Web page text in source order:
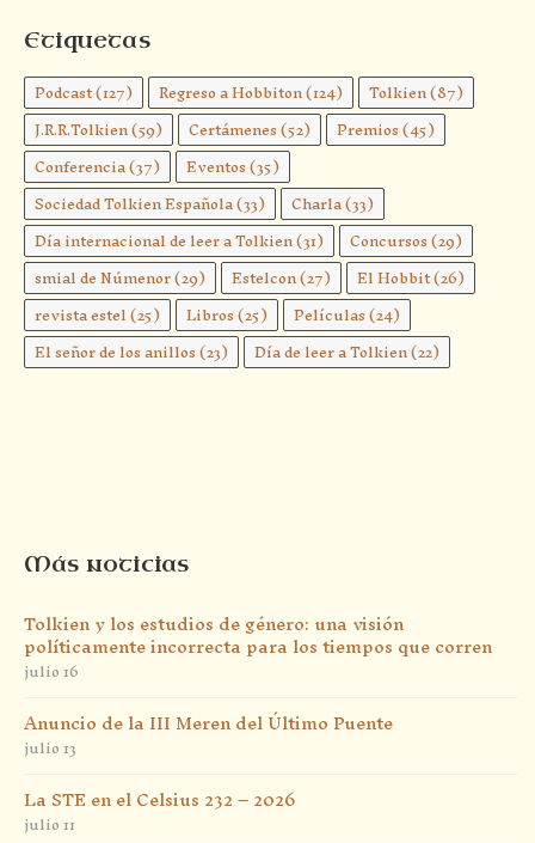
Etiquetas
Podcast(127) Regreso a Hobbiton(124) Tolkien(87)
J.R.R.Tolkien(59) Certámenes(52) Premios(45)
Conferencia(37) Eventos(35)
Sociedad Tolkien Española(33) Charla(33)
Día internacional de leer a Tolkien(31) Concursos(29)
smial de Númenor(29) Estelcon(27) El Hobbit(26)
revista estel(25) Libros(25) Películas(24)
El señor de los anillos(23) Día de leer a Tolkien(22)
Más noticias
Tolkien y los estudios de género: una visión
políticamente incorrecta para los tiempos que corren
julio 16
Anuncio de la III Meren del Último Puente
julio 13
La STE en el Celsius 232 – 2026
julio 11